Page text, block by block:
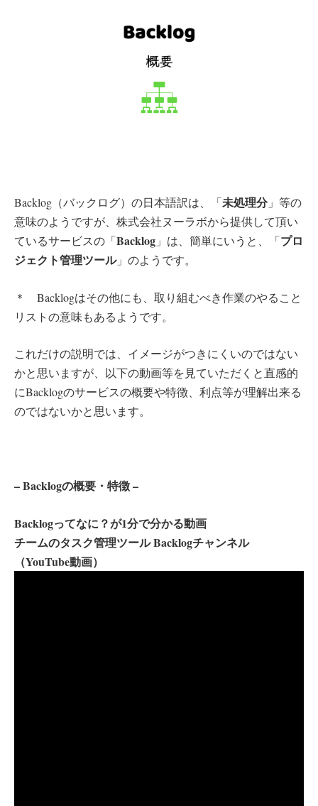
Backlog（バックログ）の日本語訳は、「未処理分」等の
意味のようですが、株式会社ヌーラボから提供して頂い
ているサービスの「Backlog 」は、簡単にいうと、「プロ
ジェクト管理ツール」のようです。
＊ Backlogはその他にも、取り組むべき作業のやること
リストの意味もあるようです。
これだけの説明では、イメージがつきにくいのではない
かと思いますが、以下の動画等を見ていただくと直感的
にBacklogのサービスの概要や特徴、利点等が理解出来る
のではないかと思います。
– Backlogの概要・特徴 –
Backlogってなに？が1分で分かる動画
チームのタスク管理ツール Backlogチャンネル
（YouTube動画）